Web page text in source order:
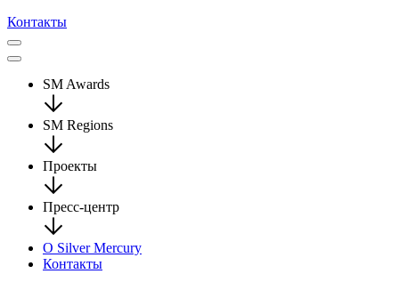
Контакты
SM Awards
SM Regions
Проекты
Пресс-центр
О Silver Mercury
Контакты